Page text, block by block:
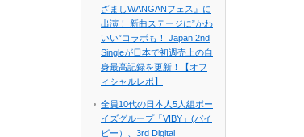
ざましWANGANフェス』に
出演！ 新曲ステージに”かわ
いい”コラボも！ Japan 2nd
Singleが日本で初週売上の自
身最高記録を更新！【オフ
ィシャルレポ】
全員10代の日本人5人組ボー
イズグループ「VIBY」(バイ
ビー）、3rd Digital